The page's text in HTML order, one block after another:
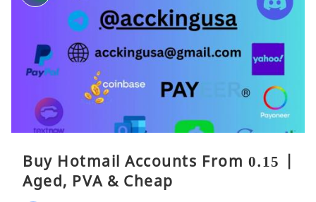
Buy Hotmail Accounts From 0.15 |
Aged, PVA & Cheap